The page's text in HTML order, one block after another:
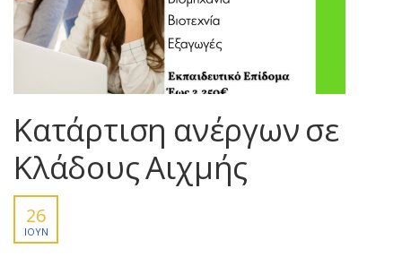
Κατάρτιση ανέργων σε
Κλάδους Αιχμής
26
ΙΟΎΝ